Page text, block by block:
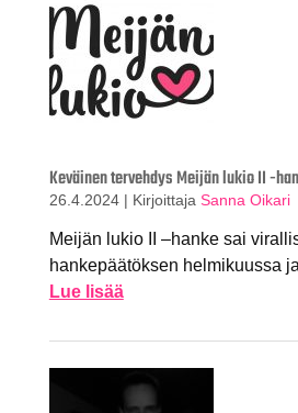
Keväinen tervehdys Meijän lukio II -
26.4.2024 | Kirjoittaja Sanna Oikari
Meijän lukio II –hanke sai
hankepäätöksen helmikuussa
Lue lisää